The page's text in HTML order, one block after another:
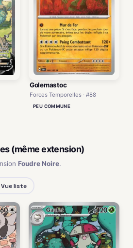
Golemastoc
Forces Temporelles · #88
PEU COMMUNE
(même extension)
Foudre Noire.
Vue liste